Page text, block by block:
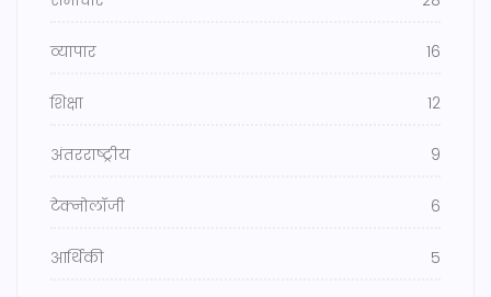
व्यापार 16
शिक्षा 12
अंतरराष्ट्रीय 9
टेक्नोलॉजी 6
आर्थिकी 5